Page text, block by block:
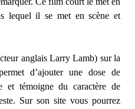
lequel il se met en scène et
anglais Larry Lamb) sur la
d’ajouter une dose de
et témoigne du caractère de
Sur son site vous pourrez